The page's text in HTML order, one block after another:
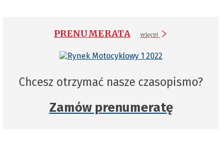
PRENUMERATA więcej
Chcesz otrzymać nasze czasopismo?
Zamów prenumeratę